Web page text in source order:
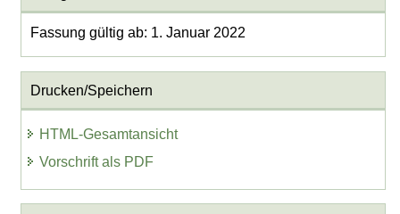
Fassung gültig ab: 1. Januar 2022
Drucken/Speichern
HTML-Gesamtansicht
Vorschrift als PDF